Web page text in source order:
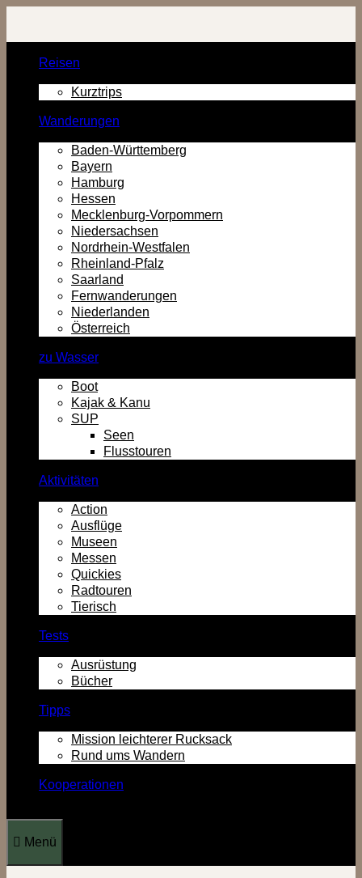
Inhalt
Reisen
Kurztrips
Wanderungen
Baden-Württemberg
Bayern
Hamburg
Hessen
Mecklenburg-Vorpommern
Niedersachsen
Nordrhein-Westfalen
Rheinland-Pfalz
Saarland
Fernwanderungen
Niederlanden
Österreich
zu Wasser
Boot
Kajak & Kanu
SUP
Seen
Flusstouren
Aktivitäten
Action
Ausflüge
Museen
Messen
Quickies
Radtouren
Tierisch
Tests
Ausrüstung
Bücher
Tipps
Mission leichterer Rucksack
Rund ums Wandern
Kooperationen
Menü